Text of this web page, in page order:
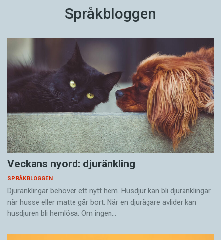
Språkbloggen
Veckans nyord: djuränkling
SPRÅKBLOGGEN
Djuränklingar behöver ett nytt hem. Husdjur kan bli djuränklingar
när husse eller matte går bort. När en djurägare avlider kan
husdjuren bli hemlösa. Om ingen…